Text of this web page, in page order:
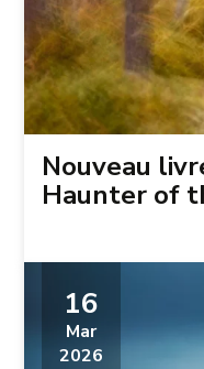
Nouveau
Haunter of
16
Mar
2026